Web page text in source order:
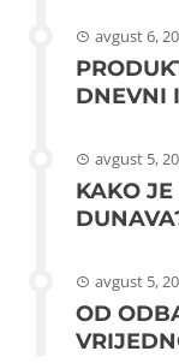
avgust 6,
DNEVNI
avgust 5,
KAKO
avgust 5,
OD